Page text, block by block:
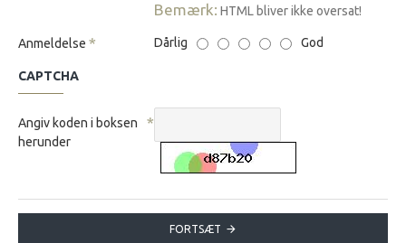
Bemærk: HTML bliver ikke oversat!
Anmeldelse Dårlig God
CAPTCHA
Angiv koden i boksen
herunder
FORTSÆT